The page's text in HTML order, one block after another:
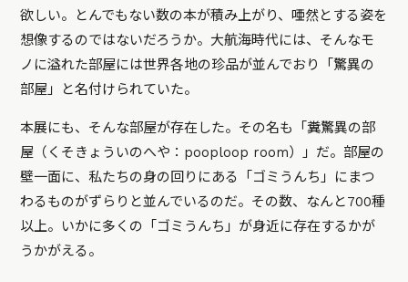
欲しい。とんでもない数の本が積み上がり、唖然とする姿を
想像するのではないだろうか。大航海時代には、そんなモ
ノに溢れた部屋には世界各地の珍品が並んでおり「驚異の
部屋」と名付けられていた。
本展にも、そんな部屋が存在した。その名も「糞驚異の部
屋（くそきょういのへや：pooploop room）」だ。部屋の
壁一面に、私たちの身の回りにある「ゴミうんち」にまつ
わるものがずらりと並んでいるのだ。その数、なんと700種
以上。いかに多くの「ゴミうんち」が身近に存在するかが
うかがえる。